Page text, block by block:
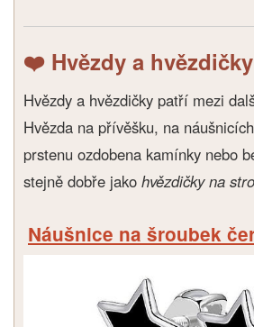
❤️ Hvězdy a hvězdičky
Hvězdy a hvězdičky patří mezi
Hvězda na přívěšku, na
prstenu ozdobena kamínky nebo
stejně dobře jako hvězdičky na
Náušnice na šroubek